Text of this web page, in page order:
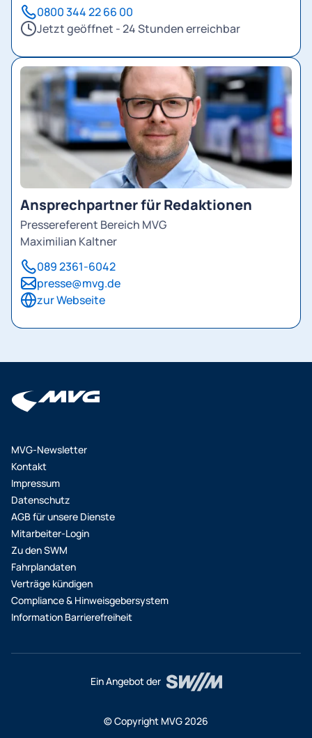
0800 344 22 66 00
Jetzt geöffnet - 24 Stunden erreichbar
Ansprechpartner für Redaktionen
Pressereferent Bereich MVG
Maximilian Kaltner
089 2361-6042
presse@mvg.de
zur Webseite
MVG-Newsletter
Kontakt
Impressum
Datenschutz
AGB für unsere Dienste
Mitarbeiter-Login
Zu den SWM
Fahrplandaten
Verträge kündigen
Compliance & Hinweisgebersystem
Information Barrierefreiheit
© Copyright MVG 2026
Ein Angebot der